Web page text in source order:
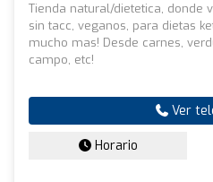
Tienda natural/dietetica, donde
sin tacc, veganos, para dietas
mucho mas! Desde carnes,
campo, etc!
Ver
Horario